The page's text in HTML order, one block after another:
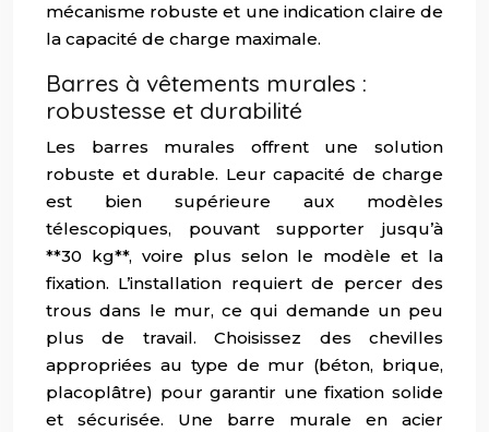
mécanisme robuste et une indication claire de
la capacité de charge maximale.
Barres à vêtements murales :
robustesse et durabilité
Les barres murales offrent une solution
robuste et durable. Leur capacité de charge
est bien supérieure aux modèles
télescopiques, pouvant supporter jusqu’à
**30 kg**, voire plus selon le modèle et la
fixation. L’installation requiert de percer des
trous dans le mur, ce qui demande un peu
plus de travail. Choisissez des chevilles
appropriées au type de mur (béton, brique,
placoplâtre) pour garantir une fixation solide
et sécurisée. Une barre murale en acier